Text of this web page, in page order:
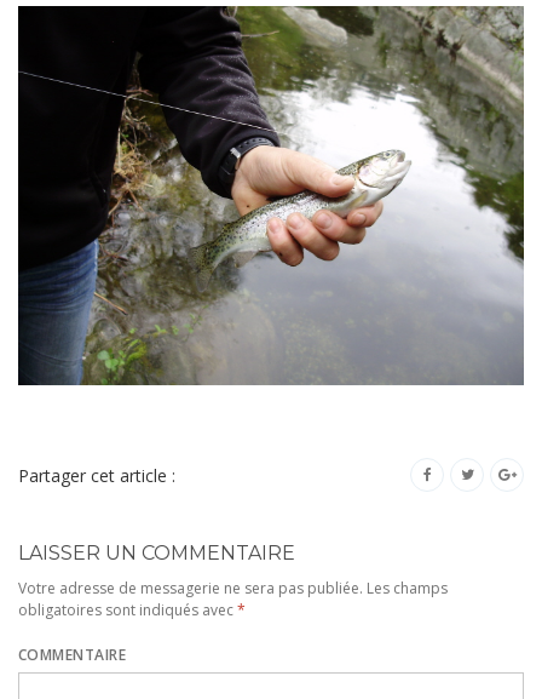
Partager cet article :
LAISSER UN COMMENTAIRE
Votre adresse de messagerie ne sera pas publiée. Les champs
obligatoires sont indiqués avec*
COMMENTAIRE